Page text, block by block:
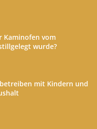
Kaminofen vom
wurde?
mit Kindern und